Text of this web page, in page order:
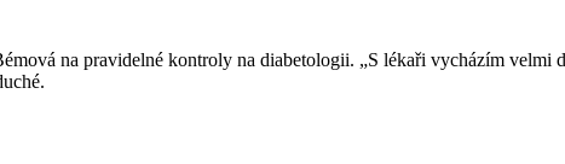
na pravidelné kontroly na diabetologii. „S lékaři vycházím